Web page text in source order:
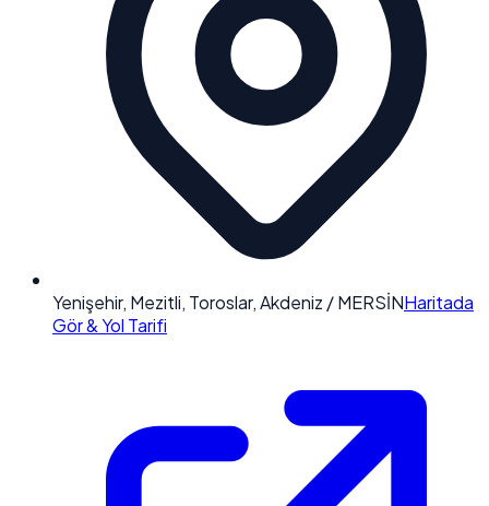
Yenişehir, Mezitli, Toroslar, Akdeniz / MERSİNHaritada
Gör & Yol Tarifi